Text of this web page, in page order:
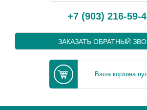
+7 (903) 216-59-
ЗАКАЗАТЬ ОБРАТНЫЙ
Ваша корзина